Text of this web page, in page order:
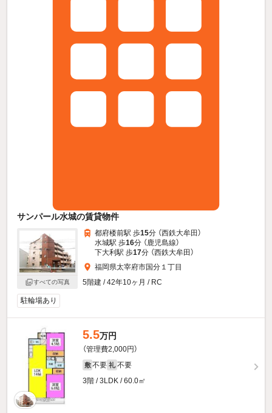
サンパール水城の賃貸物件
すべての写真
都府楼前駅 歩15分 （西鉄大牟田）
水城駅 歩16分 （鹿児島線）
下大利駅 歩17分 （西鉄大牟田）
福岡県太宰府市国分１丁目
5階建 / 42年10ヶ月 / RC
駐輪場あり
5.5万円
（管理費2,000円）
敷 不要 礼 不要
3階 / 3LDK / 60.0㎡